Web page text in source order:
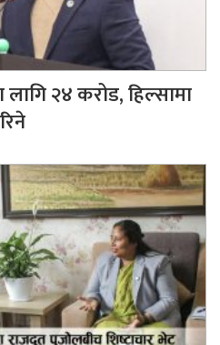
लागि २४ करोड, हिल्सामा